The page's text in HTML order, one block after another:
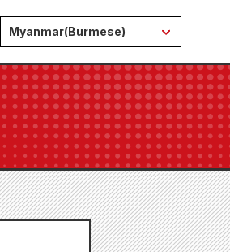
Myanmar(Burmese)